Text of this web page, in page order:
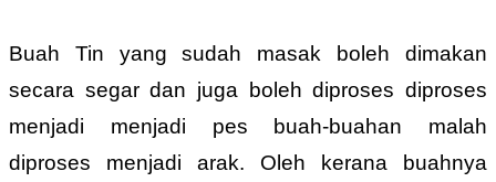
Buah Tin yang sudah masak boleh dimakan
secara segar dan juga boleh diproses diproses
menjadi menjadi pes buah-buahan malah
diproses menjadi arak. Oleh kerana buahnya